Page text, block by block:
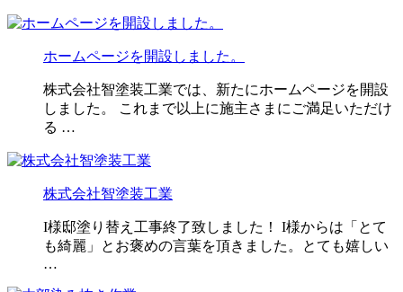
ホームページを開設しました。
株式会社智塗装工業では、新たにホームページを開設
しました。 これまで以上に施主さまにご満足いただけ
る …
株式会社智塗装工業
I様邸塗り替え工事終了致しました！ I様からは「とて
も綺麗」とお褒めの言葉を頂きました。とても嬉しい
…